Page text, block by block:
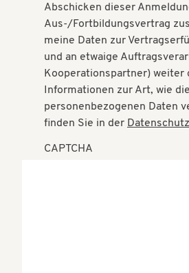
der
Bibliothek
Abschicken dieser
Aus-/Fortbildungsvertrag
meine Daten zur
und an etwaige
Kooperationspartner) weiter
Informationen zur Art, wie die
personenbezogenen Daten
finden Sie in der
CAPTCHA